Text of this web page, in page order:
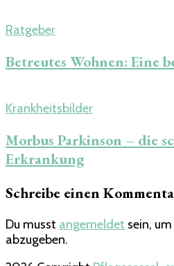
Ratgeber
Betreutes Wohnen: Eine
Krankheitsbilder
Morbus Parkinson – die
Erkrankung
Schreibe einen
Du musst angemeldet sein,
abzugeben.